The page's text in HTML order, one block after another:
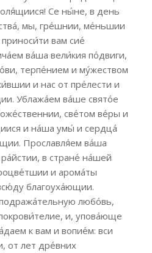
Се ны́не, в день
мы, гре́шнии, ме́ньшии
вам сие́
ва́ша вели́кия по́двиги,
терпе́нием и му́жеством
и нас от пре́лести и
Ублажа́ем ва́ше свято́е
све́том ве́ры и
и на́ша умы́ и сердца́
Прославля́ем ва́ша
в стране́ на́шей
и арома́ты
благоуха́ющии.
любо́вь,
и, упова́юще
к вам и вопие́м: вси
от лет дре́вних